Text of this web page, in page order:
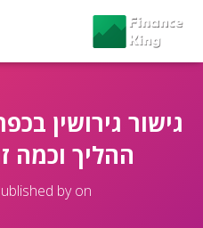
גישור גירושין
ההליך וכמה
byon